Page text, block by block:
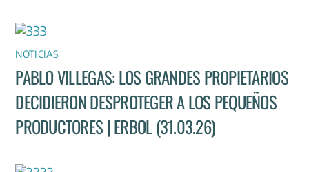
NOTICIAS
PABLO VILLEGAS: LOS GRANDES PROPIETARIOS
DECIDIERON DESPROTEGER A LOS PEQUEÑOS
PRODUCTORES | ERBOL (31.03.26)